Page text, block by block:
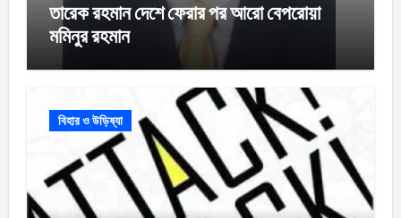
তারেক রহমান দেশে ফেরার পর আরো বেপরোয়া
মমিনুর রহমান
বিহার ও উড়িষ্যা